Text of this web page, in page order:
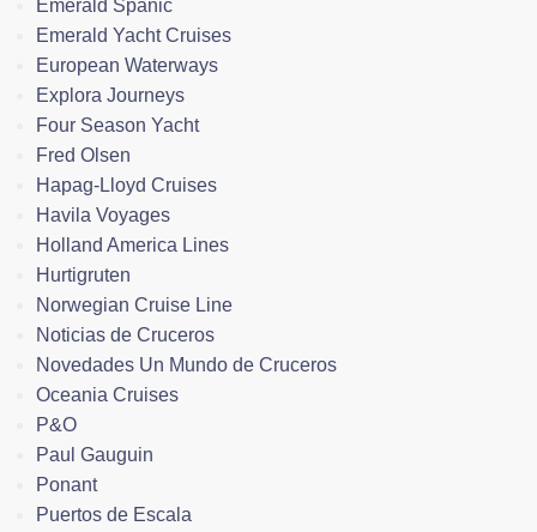
Emerald Spanic
Emerald Yacht Cruises
European Waterways
Explora Journeys
Four Season Yacht
Fred Olsen
Hapag-Lloyd Cruises
Havila Voyages
Holland America Lines
Hurtigruten
Norwegian Cruise Line
Noticias de Cruceros
Novedades Un Mundo de Cruceros
Oceania Cruises
P&O
Paul Gauguin
Ponant
Puertos de Escala